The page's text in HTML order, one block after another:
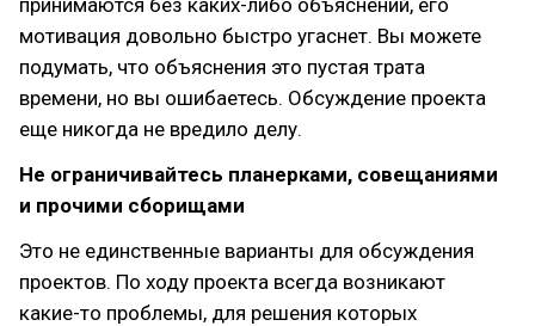
принимаются без каких-либо объяснений, его
мотивация довольно быстро угаснет. Вы можете
подумать, что объяснения это пустая трата
времени, но вы ошибаетесь. Обсуждение проекта
еще никогда не вредило делу.
Не ограничивайтесь планерками, совещаниями
и прочими сборищами
Это не единственные варианты для обсуждения
проектов. По ходу проекта всегда возникают
какие-то проблемы, для решения которых